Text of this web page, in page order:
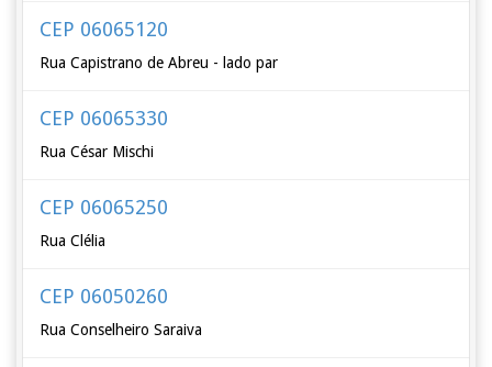
CEP 06065120
Rua Capistrano de Abreu - lado par
CEP 06065330
Rua César Mischi
CEP 06065250
Rua Clélia
CEP 06050260
Rua Conselheiro Saraiva